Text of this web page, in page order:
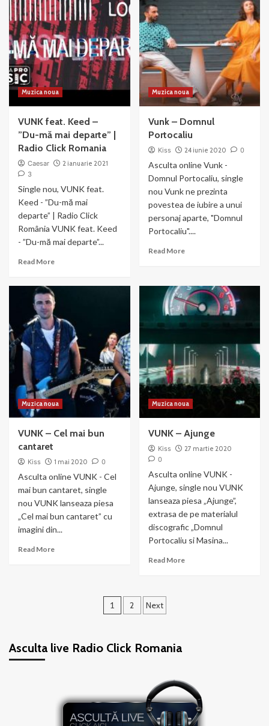
Ioana
Ignat
–
Ultimul
anunt
azi
incep
sa
te
uit
Muzica noua
VUNK feat. Keed –
”Du-mă mai departe” |
Radio Click Romania
Caesar
2 ianuarie 2021
3
Single nou, VUNK feat.
Keed - ”Du-mă mai
departe” | Radio Click
România VUNK feat. Keed
- ”Du-mă mai departe”...
Read MoreRead
VUNK
feat.
Keed
–
”Du-
mă
mai
departe”
|
Radio
Click
Romania
Muzica noua
Vunk – Domnul
Portocaliu
Kiss 24 iunie 2020 0
Asculta online Vunk -
Domnul Portocaliu, single
nou Vunk ne prezinta
povestea de iubire a unui
personaj aparte, "Domnul
Portocaliu"....
Read MoreRead
–
Domnul
Portocaliu
Muzica noua
VUNK – Cel mai bun
cantaret
Kiss 1 mai 2020 0
Asculta online VUNK - Cel
mai bun cantaret, single
nou VUNK lanseaza piesa
„Cel mai bun cantaret” cu
imagini din...
Read MoreRead
Muzica noua
VUNK – Ajunge
Kiss
27 martie 2020
0
Asculta online VUNK -
Ajunge, single nou VUNK
lanseaza piesa „Ajunge”,
extrasa de pe materialul
discografic „Domnul
Portocaliu si Masina...
Read MoreRead
Paginație
1 2 Next
Asculta live Radio Click Romania